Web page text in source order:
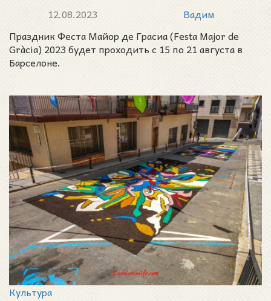
12.08.2023
Вадим
Праздник Феста Майор де Грасиа (Festa Major de
Gràcia) 2023 будет проходить с 15 по 21 августа в
Барселоне.
Культура